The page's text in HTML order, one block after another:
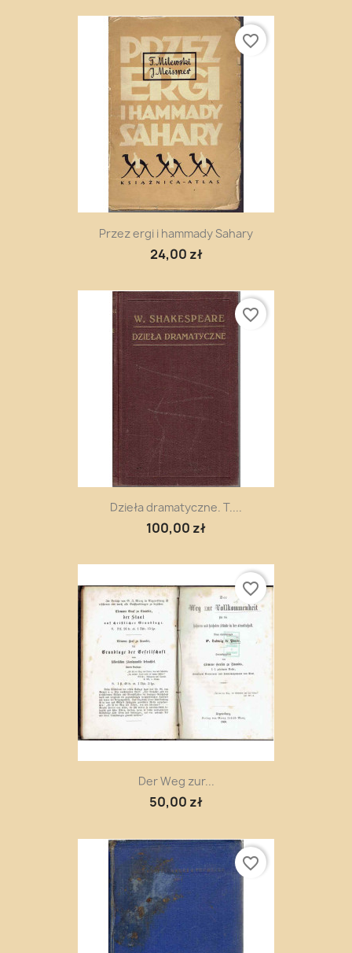
Przez ergi i hammady Sahary
24,00 zł
favorite_border
Dzieła dramatyczne. T....
100,00 zł
favorite_border
Der Weg zur...
50,00 zł
favorite_border
favorite_border